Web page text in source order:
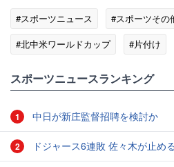
#スポーツニュース
#スポーツその
#北中米ワールドカップ
#片付け
スポーツニュースランキング
1 中日が新庄監督招聘を検討か
2 ドジャース6連敗 佐々木が止める